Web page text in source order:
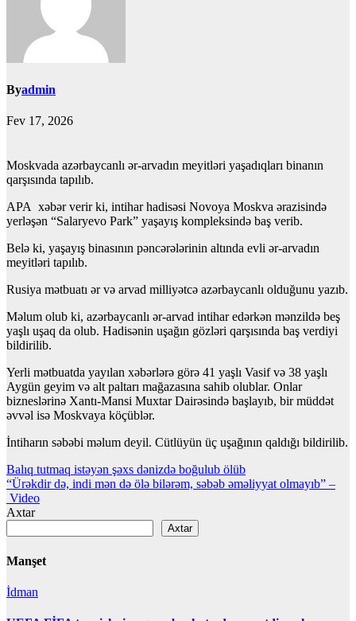
Byadmin
Fev 17, 2026
Moskvada azərbaycanlı ər-arvadın meyitləri yaşadıqları binanın
qarşısında tapılıb.
APA xəbər verir ki, intihar hadisəsi Novoya Moskva ərazisində
yerləşən “Salaryevo Park” yaşayış kompleksində baş verib.
Belə ki, yaşayış binasının pəncərələrinin altında evli ər-arvadın
meyitləri tapılıb.
Rusiya mətbuatı ər və arvad milliyətcə azərbaycanlı olduğunu yazıb.
Məlum olub ki, azərbaycanlı ər-arvad intihar edərkən mənzildə beş
yaşlı uşaq da olub. Hadisənin uşağın gözləri qarşısında baş verdiyi
bildirilib.
Yerli mətbuatda yayılan xəbərlərə görə 41 yaşlı Vasif və 38 yaşlı
Aygün geyim və alt paltarı mağazasına sahib olublar. Onlar
bizneslərinə Xantı-Mansi Muxtar Dairəsində başlayıb, bir müddət
əvvəl isə Moskvaya köçüblər.
İntiharın səbəbi məlum deyil. Cütlüyün üç uşağının qaldığı bildirilib.
Yazı
naviqasiyası
Balıq tutmaq istəyən şəxs dənizdə boğulub ölüb
“Ürəkdir də, indi mən də ölə bilərəm, səbəb əməliyyat olmayıb” –
Video
Axtar
Axtar
Manşet
İdman